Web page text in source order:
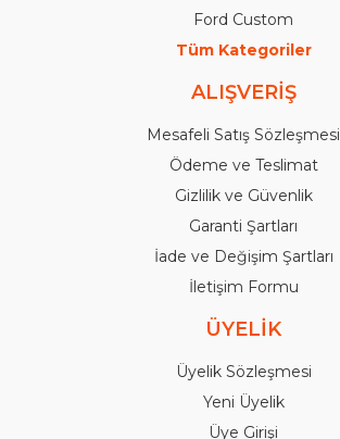
Ford Custom
Tüm Kategoriler
ALIŞVERİŞ
Mesafeli Satış Sözleşmesi
Ödeme ve Teslimat
Gizlilik ve Güvenlik
Garanti Şartları
İade ve Değişim Şartları
İletişim Formu
ÜYELİK
Üyelik Sözleşmesi
Yeni Üyelik
Üye Girişi